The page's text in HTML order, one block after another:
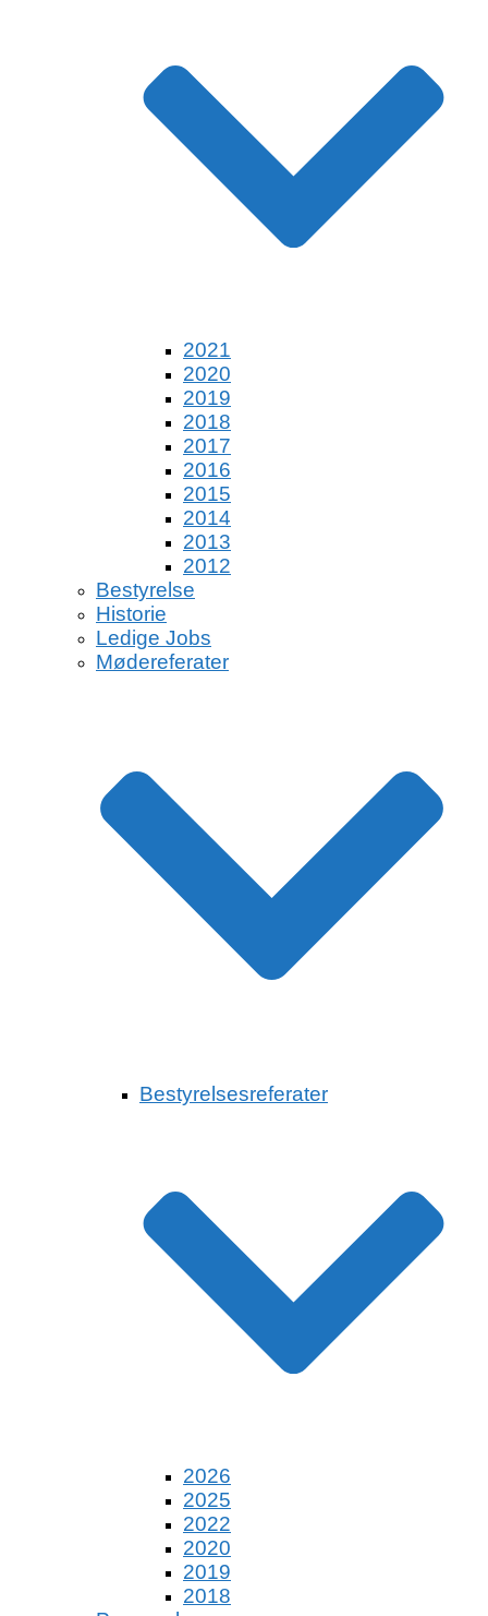
2021
2020
2019
2018
2017
2016
2015
2014
2013
2012
Bestyrelse
Historie
Ledige Jobs
Mødereferater
Bestyrelsesreferater
2026
2025
2022
2020
2019
2018